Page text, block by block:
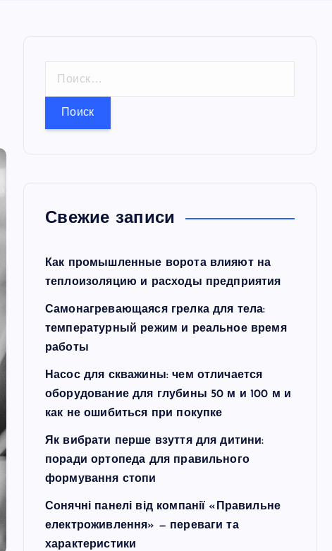
т
Свежие записи
Как промышленные ворота влияют на
теплоизоляцию и расходы предприятия
Самонагревающаяся грелка для тела:
температурный режим и реальное время
работы
Насос для скважины: чем отличается
оборудование для глубины 50 м и 100 м и
как не ошибиться при покупке
Як вибрати перше взуття для дитини:
поради ортопеда для правильного
формування стопи
Сонячні панелі від компанії «Правильне
електроживлення» — переваги та
характеристики